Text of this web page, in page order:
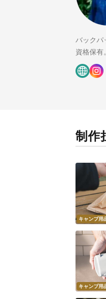
バックパ
資格保有
制作
キャンプ用
キャンプ用